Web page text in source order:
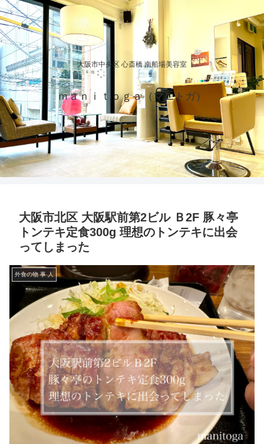
大阪市中央区 心斎橋 南船場美容室
ｍａｎｉｔｏｇａ（マニトガ）
大阪市北区 大阪駅前第2ビル Ｂ2F 豚々亭
トンテキ定食300g 理想のトンテキに出会
ってしまった
外食の物 事 人